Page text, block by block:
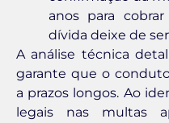
anos para
dívida deixe de
A análise técnica
garante que o
a prazos longos. Ao
legais nas multas